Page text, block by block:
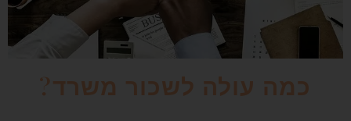
כמה עולה לשכור משרד?